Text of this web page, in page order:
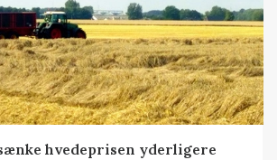
hvedeprisen yderligere